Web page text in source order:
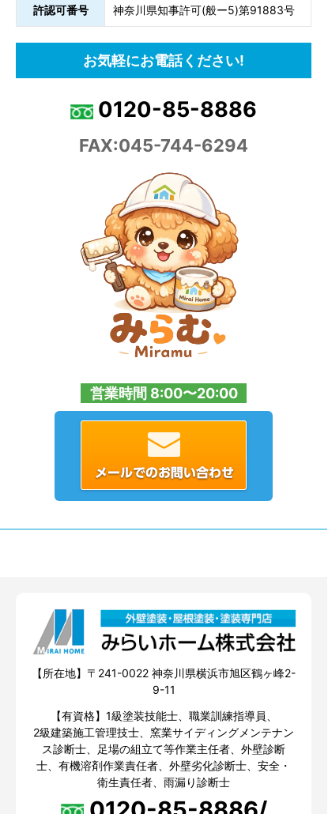
許認可番号 神奈川県知事許可(般ー5)第91883号
お気軽にお電話ください!
0120-85-8886
FAX:045-744-6294
営業時間 8:00〜20:00
【所在地】〒241-0022 神奈川県横浜市旭区鶴ヶ峰2-
9-11
【有資格】1級塗装技能士、職業訓練指導員、
2級建築施工管理技士、窯業サイディングメンテナン
ス診断士、足場の組立て等作業主任者、外壁診断
士、有機溶剤作業責任者、外壁劣化診断士、安全・
衛生責任者、雨漏り診断士